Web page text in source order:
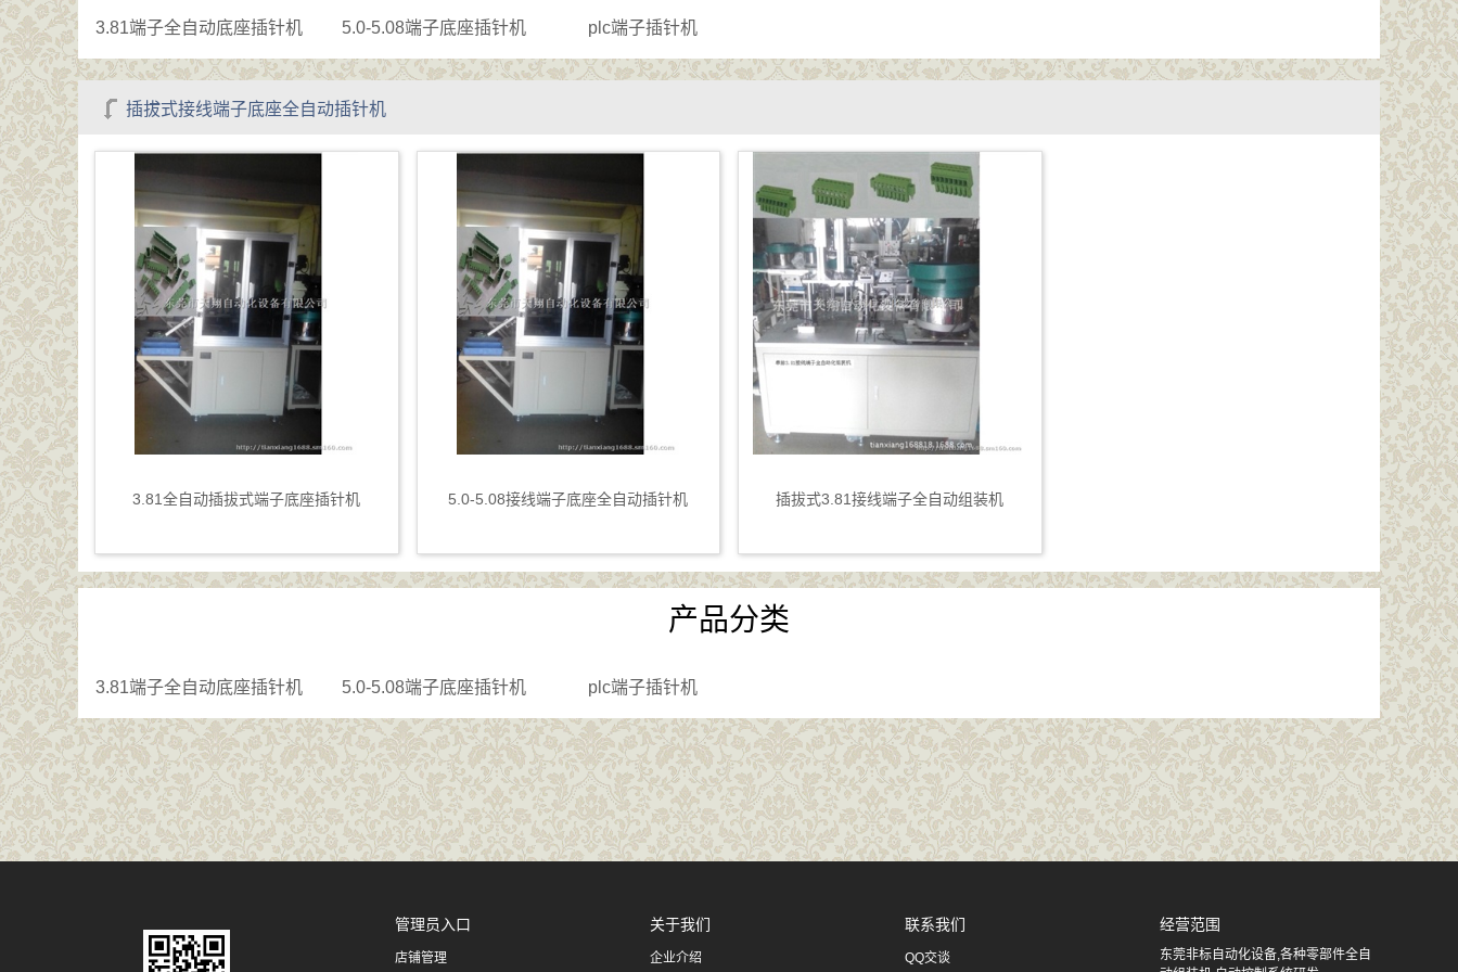
3.81端子全自动底座插针机 5.0-5.08端子底座插针机 plc端子插针机
插拔式接线端子底座全自动插针机
3.81全自动插拔式端子底座插针机 5.0-5.08接线端子底座全自动插针机 插拔式3.81接线端子全自动组装机
产品分类
3.81端子全自动底座插针机 5.0-5.08端子底座插针机 plc端子插针机
管理员入口
店铺管理
关于我们
企业介绍
联系我们
QQ交谈
经营范围
东莞非标自动化设备,各种零部件全自